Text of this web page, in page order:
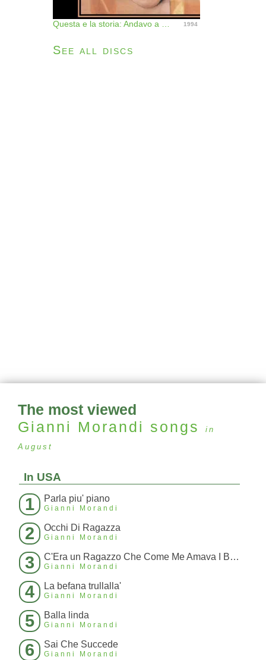
1994
See all discs
The most viewed
Gianni Morandi songs
in
August
In USA
1 Parla piu' piano
Gianni Morandi
2 Occhi Di Ragazza
Gianni Morandi
3 C'Era un Ragazzo Che Come Me Amava I Beatles E I Rolling Stones
Gianni Morandi
4 La befana trullalla'
Gianni Morandi
5 Balla linda
Gianni Morandi
6 Sai Che Succede
Gianni Morandi